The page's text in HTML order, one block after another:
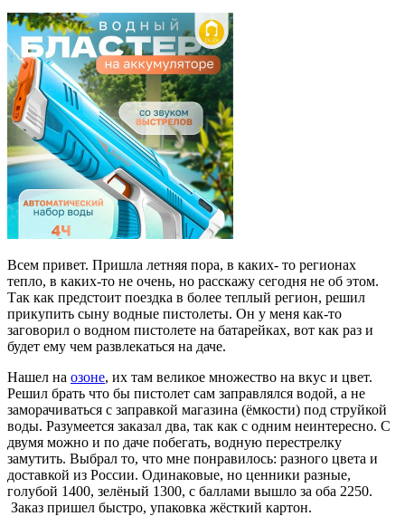
Всем привет. Пришла летняя пора, в каких- то регионах
тепло, в каких-то не очень, но расскажу сегодня не об этом.
Так как предстоит поездка в более теплый регион, решил
прикупить сыну водные пистолеты. Он у меня как-то
заговорил о водном пистолете на батарейках, вот как раз и
будет ему чем развлекаться на даче.
Нашел на озоне, их там великое множество на вкус и цвет.
Решил брать что бы пистолет сам заправлялся водой, а не
заморачиваться с заправкой магазина (ёмкости) под струйкой
воды. Разумеется заказал два, так как с одним неинтересно. С
двумя можно и по даче побегать, водную перестрелку
замутить. Выбрал то, что мне понравилось: разного цвета и
доставкой из России. Одинаковые, но ценники разные,
голубой 1400, зелёный 1300, с баллами вышло за оба 2250.
Заказ пришел быстро, упаковка жёсткий картон.